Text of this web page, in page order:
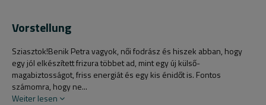
Vorstellung
Sziasztok!Benik Petra vagyok, női fodrász és hiszek abban, hogy
egy jól elkészített frizura többet ad, mint egy új külső-
magabiztosságot, friss energiát és egy kis énidőt is. Fontos
számomra, hogy ne...
Weiter lesen